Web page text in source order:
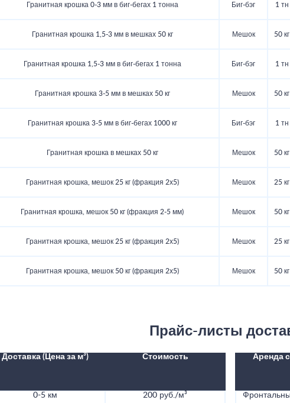
Гранитная крошка 0-3 мм в биг-бегах 1 тонна Биг-бэг 1 тн
Гранитная крошка 1,5-3 мм в мешках 50 кг Мешок 50 кг
Гранитная крошка 1,5-3 мм в биг-бегах 1 тонна Биг-бэг 1 тн
Гранитная крошка 3-5 мм в мешках 50 кг Мешок 50 кг
Гранитная крошка 3-5 мм в биг-бегах 1000 кг Биг-бэг 1 тн
Гранитная крошка в мешках 50 кг Мешок 50 кг
Гранитная крошка, мешок 25 кг (фракция 2х5) Мешок 25 кг
Гранитная крошка, мешок 50 кг (фракция 2-5 мм) Мешок 50 кг
Гранитная крошка, мешок 25 кг (фракция 2х5) Мешок 25 кг
Гранитная крошка, мешок 50 кг (фракция 2х5) Мешок 50 кг
Прайс-листы
Доставка (Цена за м³) Стоимость
0-5 км 200 руб./м³
Аренда